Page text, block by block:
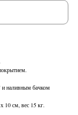
и наливным бачком
10 см, вес 15 кг.